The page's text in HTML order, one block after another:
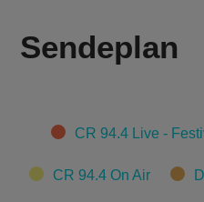
Sendeplan
CategoriesCR 94.4 Live -
CR 94.4 On Air